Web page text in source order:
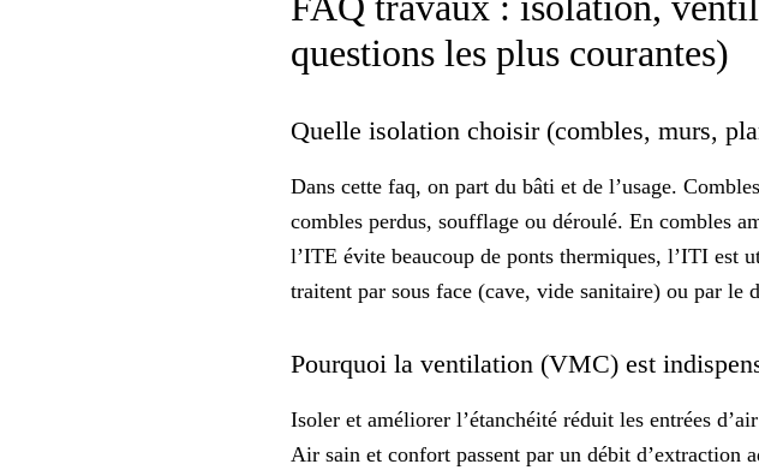
questions les plus courantes)
Quelle isolation choisir (combles, murs,
Dans cette faq, on part du bâti et de l’usage.
combles perdus, soufflage ou déroulé. En combles
l’ITE évite beaucoup de ponts thermiques, l’ITI est
traitent par sous face (cave, vide sanitaire) ou par le
Pourquoi la ventilation (VMC) est
Isoler et améliorer l’étanchéité réduit les entrées
Air sain et confort passent par un débit d’extraction